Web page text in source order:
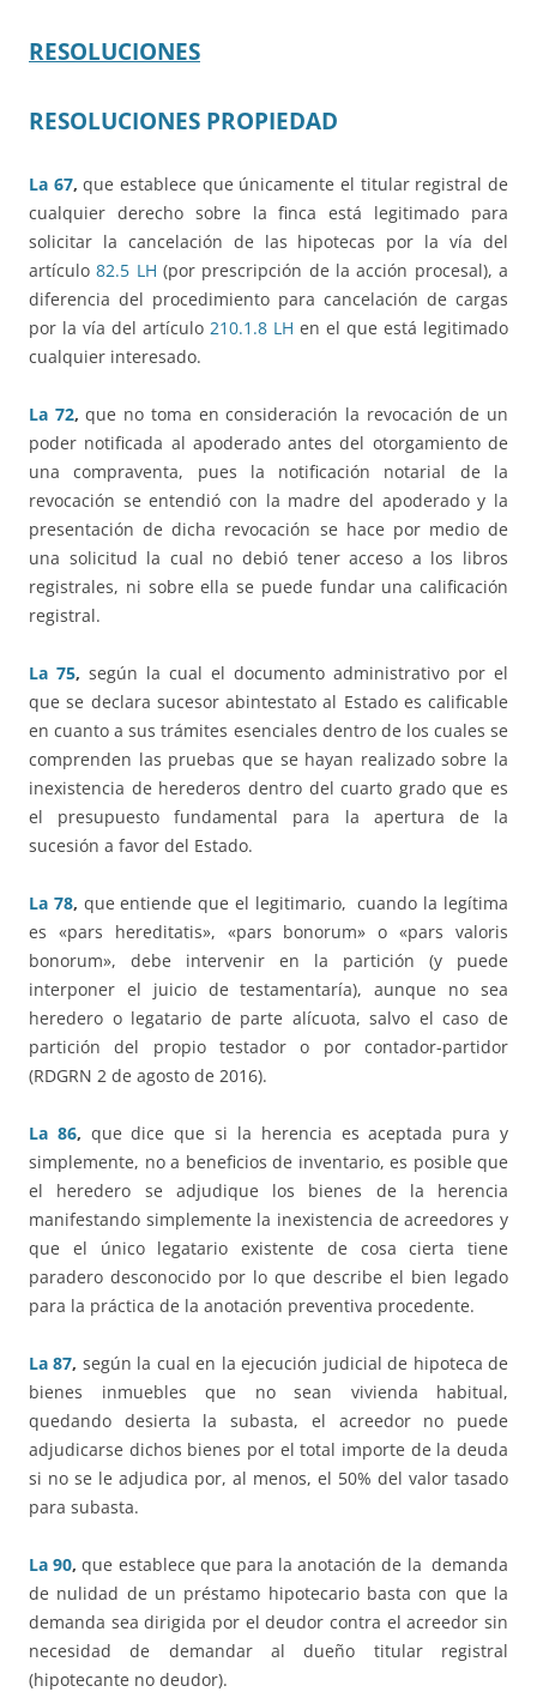
RESOLUCIONES
RESOLUCIONES PROPIEDAD
La 67,que establece que únicamente el titular registral de
cualquier derecho sobre la finca está legitimado para
solicitar la cancelación de las hipotecas por la vía del
artículo82.5 LH (por prescripción de la acción procesal), a
diferencia del procedimiento para cancelación de cargas
por la vía del artículo 210.1.8 LH en el que está legitimado
cualquier interesado.
La 72,que no toma en consideración la revocación de un
poder notificada al apoderado antes del otorgamiento de
una compraventa, pues la notificación notarial de la
revocación se entendió con la madre del apoderado y la
presentación de dicha revocación se hace por medio de
una solicitud la cual no debió tener acceso a los libros
registrales, ni sobre ella se puede fundar una calificación
registral.
La 75, según la cual el documento administrativo por el
que se declara sucesor abintestato al Estado es calificable
en cuanto a sus trámites esenciales dentro de los cuales se
comprenden las pruebas que se hayan realizado sobre la
inexistencia de herederos dentro del cuarto grado que es
el presupuesto fundamental para la apertura de la
sucesión a favor del Estado.
La 78, que entiende que el legitimario, cuando la legítima
es «pars hereditatis», «pars bonorum» o «pars valoris
bonorum», debe intervenir en la partición (y puede
interponer el juicio de testamentaría), aunque no sea
heredero o legatario de parte alícuota, salvo el caso de
partición del propio testador o por contador-partidor
(RDGRN 2 de agosto de 2016).
La 86, que dice que si la herencia es aceptada pura y
simplemente, no a beneficios de inventario, es posible que
el heredero se adjudique los bienes de la herencia
manifestando simplemente la inexistencia de acreedores y
que el único legatario existente de cosa cierta tiene
paradero desconocido por lo que describe el bien legado
para la práctica de la anotación preventiva procedente.
La 87, según la cual en la ejecución judicial de hipoteca de
bienes inmuebles que no sean vivienda habitual,
quedando desierta la subasta, el acreedor no puede
adjudicarse dichos bienes por el total importe de la deuda
si no se le adjudica por, al menos, el 50% del valor tasado
para subasta.
La 90,que establece que para la anotación de la demanda
de nulidad de un préstamo hipotecario basta con que la
demanda sea dirigida por el deudor contra el acreedor sin
necesidad de demandar al dueño titular registral
(hipotecante no deudor).